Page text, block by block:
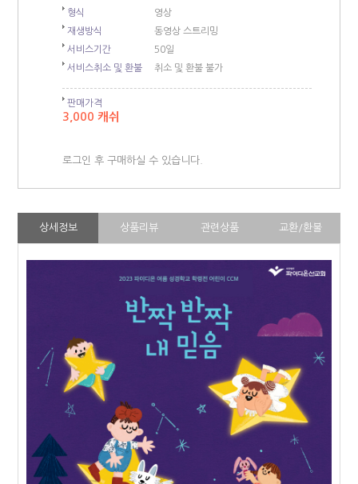
형식
영상
재생방식
동영상 스트리밍
서비스기간
50일
서비스취소 및 환불
취소 및 환불 불가
판매가격
3,000 캐쉬
로그인 후 구매하실 수 있습니다.
상세정보 상품리뷰 관련상품 교환/환불